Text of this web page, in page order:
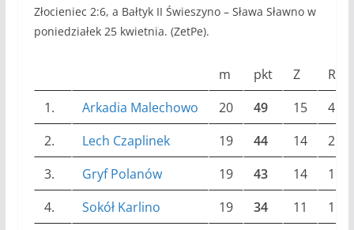
Złocieniec 2:6, a Bałtyk II Świeszyno – Sława Sławno w
poniedziałek 25 kwietnia. (ZetPe).
m pkt Z
R
1.
Arkadia Malechowo 20 49 15
4
2.
Lech Czaplinek 19 44 14
2
3.
Gryf Polanów 19 43 14
1
4.
Sokół Karlino 19 34 11
1